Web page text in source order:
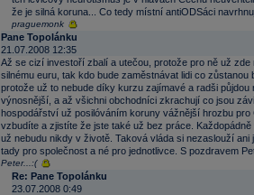
že je silná koruna... Co tedy místní antiODSáci
praguemonk
Pane Topolánku
21.07.2008 12:35
Až se cizí investoří zbalí a utečou, protože pro ně už
silnému euru, tak kdo bude zaměstnávat lidi co
protože už to nebude díky kurzu zajímavé a radši půjdou
výnosnější, a až všichni obchodníci zkrachují co jsou
hospodářství už posilóváním koruny vážnější hrozbu
vzbudíte a zjistíte že jste také už bez práce.
už nebudu nikdy v životě. Taková vláda si nezaslouží
tady pro společnost a né pro jednotlivce. S pozdravem
Peter...:(
Re: Pane Topolánku
23.07.2008 0:49